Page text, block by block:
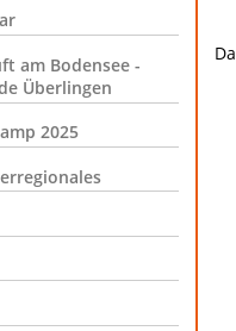
am Bodensee -
Überlingen
2025